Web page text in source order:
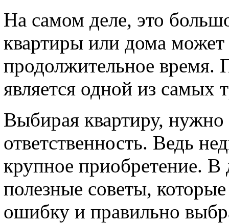
На самом деле, это
квартиры или дома может
продолжительное время.
является одной из
Выбирая квартиру,
ответственность. Ведь
крупное приобретение. В
полезные советы,
ошибку и правильно